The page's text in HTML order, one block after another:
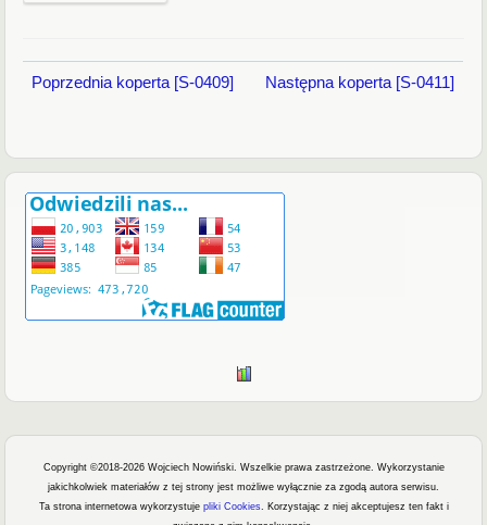
Poprzednia koperta [S-0409] Następna koperta [S-0411]
Copyright ©2018-2026 Wojciech Nowiński. Wszelkie prawa zastrzeżone. Wykorzystanie
jakichkolwiek materiałów z tej strony jest możliwe wyłącznie za zgodą autora serwisu.
Ta strona internetowa wykorzystuje pliki Cookies. Korzystając z niej akceptujesz ten fakt i